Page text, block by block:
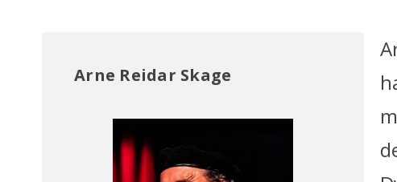
Arne Reidar Skage